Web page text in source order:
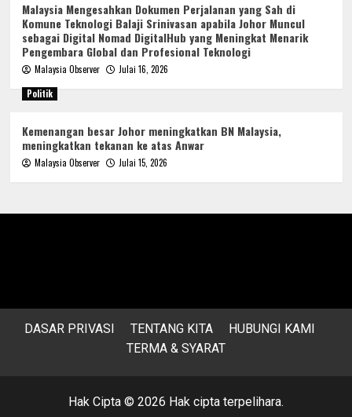
Malaysia Mengesahkan Dokumen Perjalanan yang Sah di
Komune Teknologi Balaji Srinivasan apabila Johor Muncul
sebagai Digital Nomad DigitalHub yang Meningkat Menarik
Pengembara Global dan Profesional Teknologi
Malaysia Observer
Julai 16, 2026
Politik
Kemenangan besar Johor meningkatkan BN Malaysia,
meningkatkan tekanan ke atas Anwar
Malaysia Observer Julai 15, 2026
DASAR PRIVASI TENTANG KITA
HUBUNGI KAMI
TERMA & SYARAT
Hak Cipta © 2026 Hak cipta terpelihara.